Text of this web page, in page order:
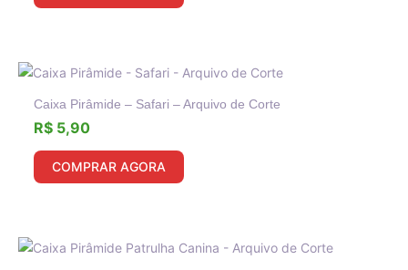
Caixa Pirâmide – Safari – Arquivo de Corte
R$5,90
COMPRAR AGORA